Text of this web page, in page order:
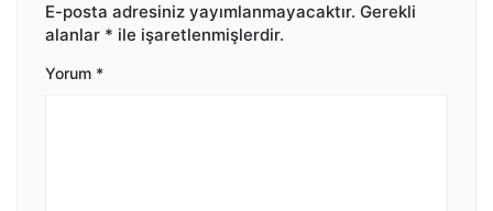
E-posta adresiniz yayımlanmayacaktır. Gerekli
alanlar * ile işaretlenmişlerdir.
Yorum *